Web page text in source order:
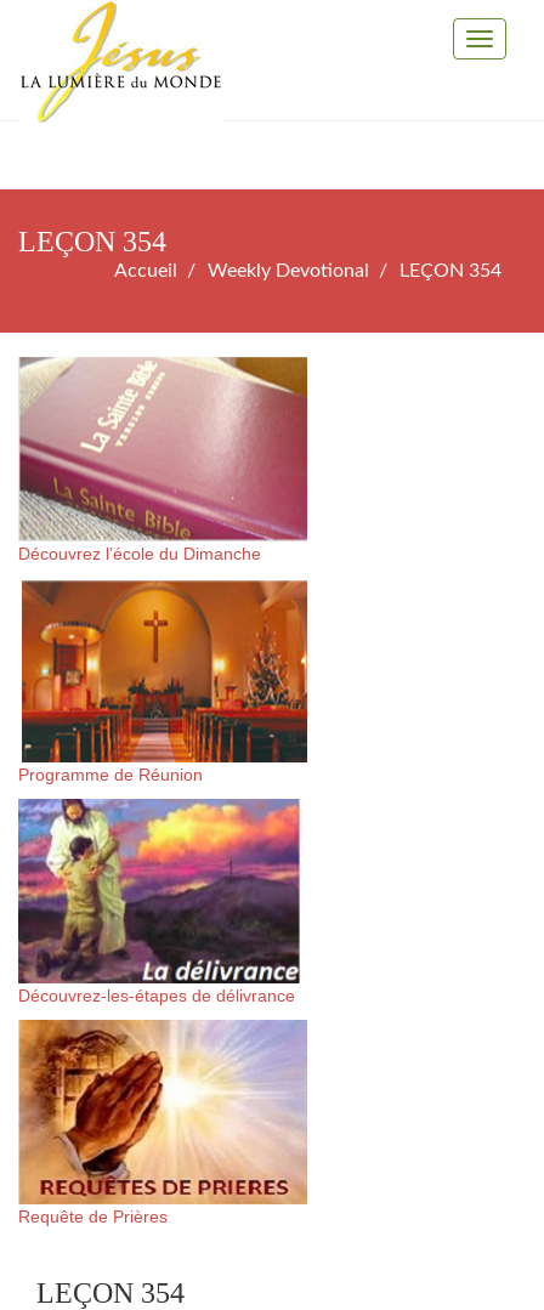
Toggle
LEÇON 354
Accueil Weekly Devotional LEÇON 354
Découvrez l’école du Dimanche
Programme de Réunion
Découvrez-les-étapes de délivrance
Requête de Prières
LEÇON 354